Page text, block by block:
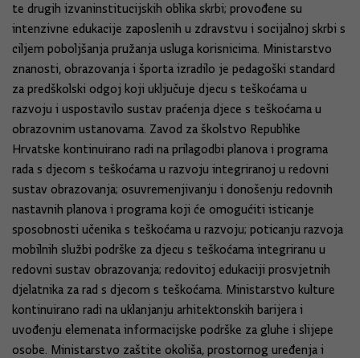
te drugih izvaninstitucijskih oblika skrbi; provođene su
intenzivne edukacije zaposlenih u zdravstvu i socijalnoj skrbi s
ciljem poboljšanja pružanja usluga korisnicima. Ministarstvo
znanosti, obrazovanja i športa izradilo je pedagoški standard
za predškolski odgoj koji uključuje djecu s teškoćama u
razvoju i uspostavilo sustav praćenja djece s teškoćama u
obrazovnim ustanovama. Zavod za školstvo Republike
Hrvatske kontinuirano radi na prilagodbi planova i programa
rada s djecom s teškoćama u razvoju integriranoj u redovni
sustav obrazovanja; osuvremenjivanju i donošenju redovnih
nastavnih planova i programa koji će omogućiti isticanje
sposobnosti učenika s teškoćama u razvoju; poticanju razvoja
mobilnih službi podrške za djecu s teškoćama integriranu u
redovni sustav obrazovanja; redovitoj edukaciji prosvjetnih
djelatnika za rad s djecom s teškoćama. Ministarstvo kulture
kontinuirano radi na uklanjanju arhitektonskih barijera i
uvođenju elemenata informacijske podrške za gluhe i slijepe
osobe. Ministarstvo zaštite okoliša, prostornog uređenja i